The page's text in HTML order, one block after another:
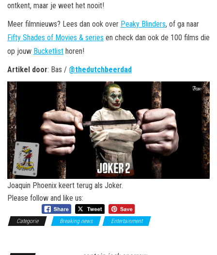
ontkent, maar je weet het nooit!
Meer filmnieuws? Lees dan ook over Peaky Blinders, of ga naar
Fifty Shades of Movies & series en check dan ook de 100 films die
op jouw Bucketlist horen!
Artikel door: Bas / @thedutchbeerdad
Joaquin Phoenix keert terug als Joker.
Please follow and like us:
Categorie Breaking news Entertainment